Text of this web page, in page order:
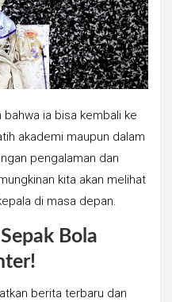
ia bisa kembali ke
akademi maupun dalam
pengalaman dan
kita akan melihat
di masa depan.
Bola
berita terbaru dan